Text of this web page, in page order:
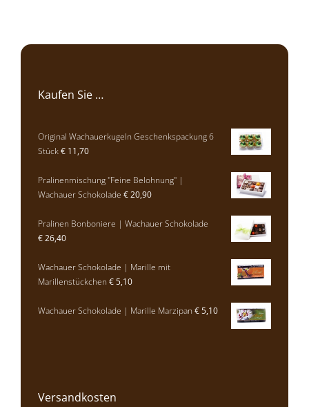
Kaufen Sie …
Original Wachauerkugeln Geschenkspackung 6
Stück€ 11,70
Pralinenmischung "Feine Belohnung" |
Wachauer Schokolade €20,90
Pralinen Bonboniere | Wachauer Schokolade
€26,40
Wachauer Schokolade | Marille mit
Marillenstückchen €5,10
Wachauer Schokolade | Marille Marzipan €5,10
Versandkosten